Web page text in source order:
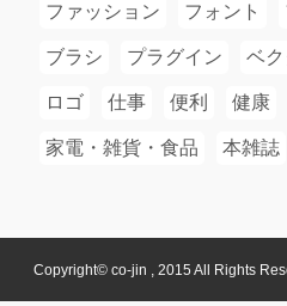
ファッション フォント
ブラシ プラグイン ベ
ロゴ 仕事 便利 健康
家電・雑貨・食品 本雑誌
Copyright© co-jin , 2015 All Rights